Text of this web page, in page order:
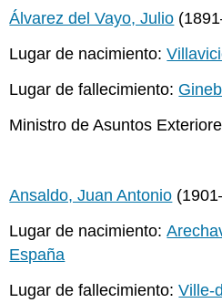
Álvarez del Vayo, Julio
Lugar de nacimiento:
Lugar de fallecimiento:
Ministro de Asuntos
Ansaldo, Juan Antonio
Lugar de nacimiento:
España
Lugar de fallecimiento:Ville-